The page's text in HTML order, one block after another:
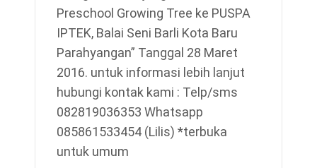
Preschool Growing Tree ke PUSPA
IPTEK, Balai Seni Barli Kota Baru
Parahyangan” Tanggal 28 Maret
2016. untuk informasi lebih lanjut
hubungi kontak kami : Telp/sms
082819036353 Whatsapp
085861533454 (Lilis) *terbuka
untuk umum